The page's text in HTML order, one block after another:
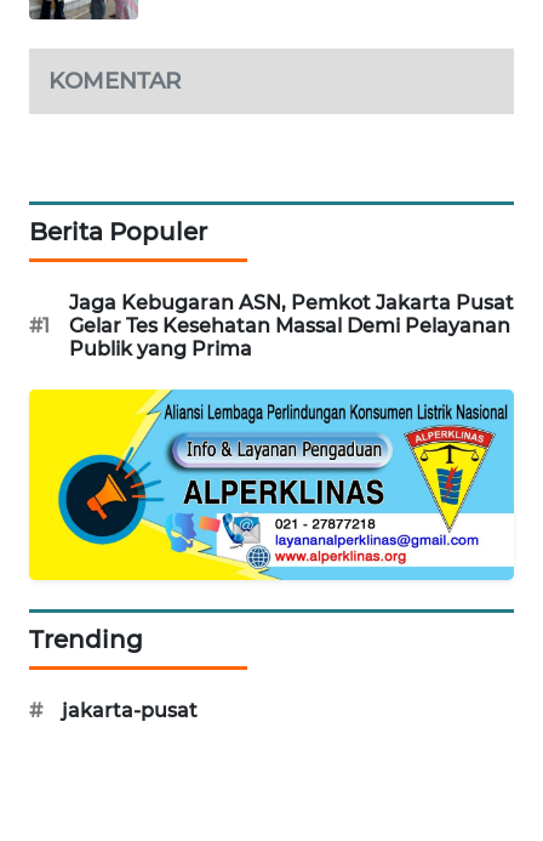
KOMENTAR
Berita Populer
#1
Jaga Kebugaran ASN, Pemkot Jakarta Pusat
Gelar Tes Kesehatan Massal Demi Pelayanan
Publik yang Prima
Trending
# jakarta-pusat
MAJALENGKA
WN
WN
WN
TIMUR
WN
SEMARANG
SOLO
WN
BOROBUDUR